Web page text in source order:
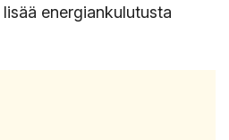
energiankulutusta